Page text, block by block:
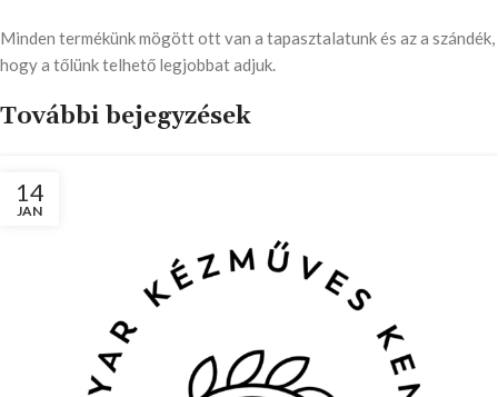
Minden termékünk mögött ott van a tapasztalatunk és az a szándék,
hogy a tőlünk telhető legjobbat adjuk.
További bejegyzések
14
JAN